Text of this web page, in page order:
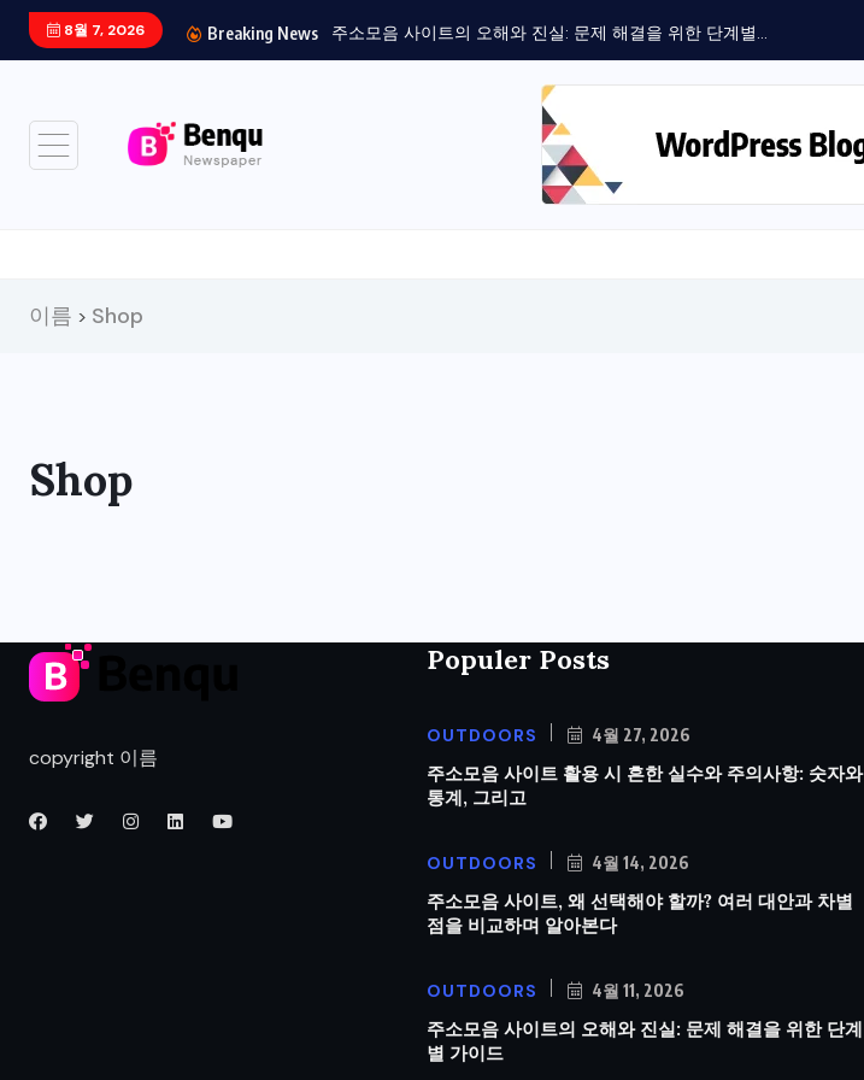
8월 7, 2026 Breaking News 주소모음 사이트의 오해와 진실: 문제 해결을 위한 단계별...
이름 > Shop
Shop
copyright 이름
Populer Posts
OUTDOORS 4월 27, 2026
주소모음 사이트 활용 시 흔한 실수와 주의사항: 숫자와
통계, 그리고
OUTDOORS 4월 14, 2026
주소모음 사이트, 왜 선택해야 할까? 여러 대안과 차별
점을 비교하며 알아본다
OUTDOORS 4월 11, 2026
주소모음 사이트의 오해와 진실: 문제 해결을 위한 단계
별 가이드